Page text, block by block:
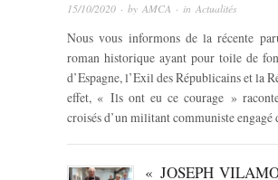
15/10/2020 · by AMCA · in Actualités
Nous vous informons de la récente
roman historique ayant pour toile de
d’Espagne, l’Exil des Républicains et la
effet, « Ils ont eu ce courage »
croisés d’un militant communiste
« JOSEPH